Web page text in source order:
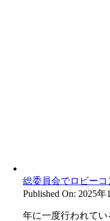
総委員会でロビーコ
Published On: 2025
年に一度行われて